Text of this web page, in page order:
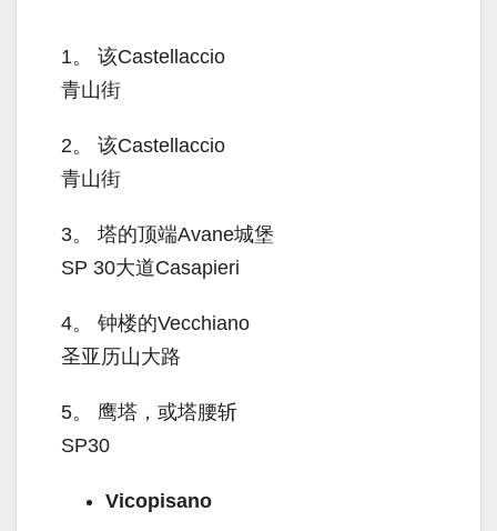
1。
该Castellaccio
青山街
2。
该Castellaccio
青山街
3。
塔的顶端Avane城堡
SP 30大道Casapieri
4。
钟楼的Vecchiano
圣亚历山大路
5。
鹰塔，或塔腰斩
SP30
Vicopisano